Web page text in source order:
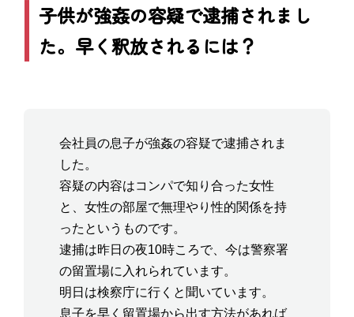
子供が強姦の容疑で逮捕されまし
た。早く釈放されるには？
会社員の息子が強姦の容疑で逮捕されま
した。
容疑の内容はコンパで知り合った女性
と、女性の部屋で無理やり性的関係を持
ったというものです。
逮捕は昨日の夜10時ころで、今は警察署
の留置場に入れられています。
明日は検察庁に行くと聞いています。
息子を早く留置場から出す方法があれば